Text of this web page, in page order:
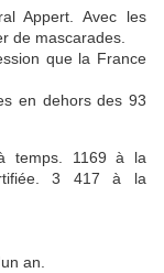
Appert. Avec les
de mascarades.
que la France
en dehors des 93
temps. 1169 à la
3 417 à la
an.